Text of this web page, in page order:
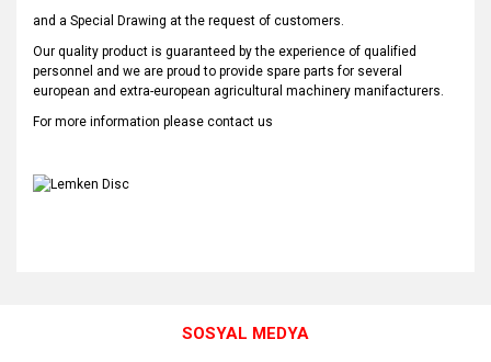
and a Special Drawing at the request of customers.
Our quality product is guaranteed by the experience of qualified
personnel and we are proud to provide spare parts for several
european and extra-european agricultural machinery manifacturers.
For more information please contact us
Görüş ve önerileriniz için teşekkür ederiz.
SOSYAL MEDYA